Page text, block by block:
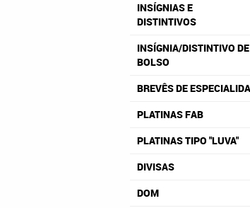
INSÍGNIAS E
DISTINTIVOS
INSÍGNIA/DISTINTIVO DE
BOLSO
BREVÊS DE
PLATINAS FAB
PLATINAS TIPO "LUVA"
DIVISAS
DOM